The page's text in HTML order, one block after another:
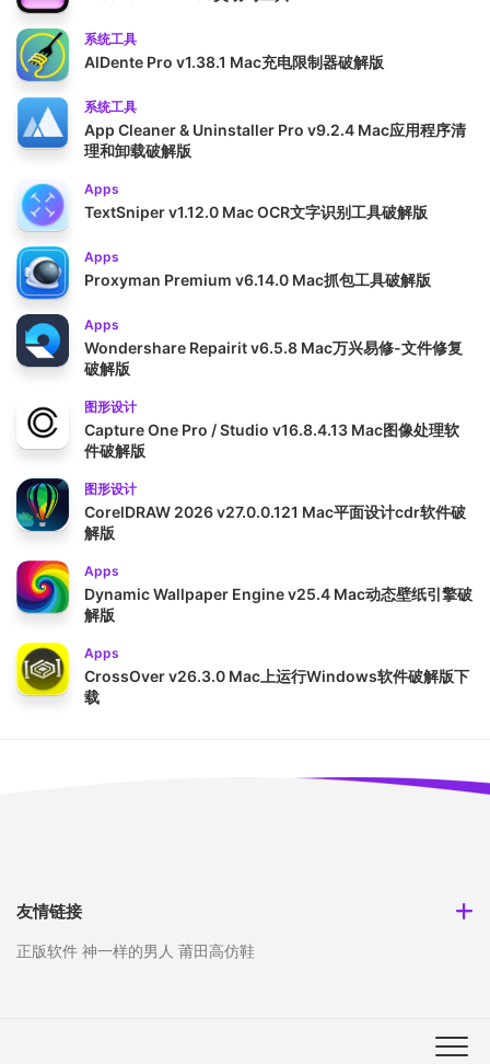
系统工具
AlDente Pro v1.38.1 Mac充电限制器破解版
系统工具
App Cleaner & Uninstaller Pro v9.2.4 Mac应用程序清
理和卸载破解版
Apps
TextSniper v1.12.0 Mac OCR文字识别工具破解版
Apps
Proxyman Premium v6.14.0 Mac抓包工具破解版
Apps
Wondershare Repairit v6.5.8 Mac万兴易修-文件修复
破解版
图形设计
Capture One Pro / Studio v16.8.4.13 Mac图像处理软
件破解版
图形设计
CorelDRAW 2026 v27.0.0.121 Mac平面设计cdr软件破
解版
Apps
Dynamic Wallpaper Engine v25.4 Mac动态壁纸引擎破
解版
Apps
CrossOver v26.3.0 Mac上运行Windows软件破解版下
载
友情链接
正版软件 神一样的男人 莆田高仿鞋